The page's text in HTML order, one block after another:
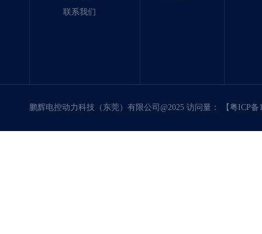
联系我们
鹏辉电控动力科技（东莞）有限公司@2025 访问量： 【粤ICP